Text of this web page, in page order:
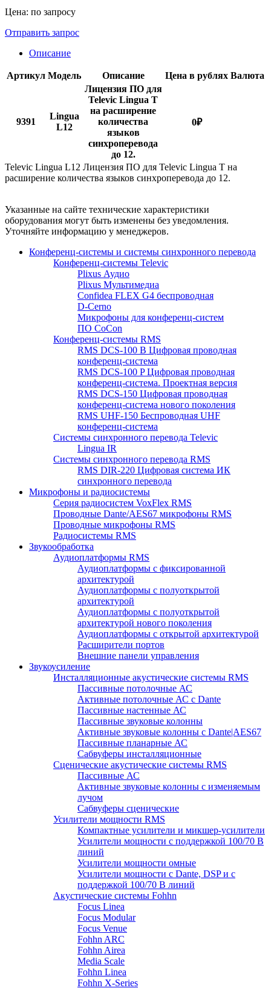
Цена: по запросу
Отправить запрос
Описание
Артикул Модель Описание Цена в рублях Валюта
9391
Lingua
L12
Лицензия ПО для
Televic Lingua T
на расширение
количества
языков
синхроперевода
до 12.
0₽
Televic Lingua L12 Лицензия ПО для Televic Lingua T на
расширение количества языков синхроперевода до 12.
Указанные на сайте технические характеристики
оборудования могут быть изменены без уведомления.
Уточняйте информацию у менеджеров.
Конференц-системы и системы синхронного перевода
Конференц-системы Televic
Plixus Аудио
Plixus Мультимедиа
Confidea FLEX G4 беспроводная
D-Cerno
Микрофоны для конференц-систем
ПО CoCon
Конференц-системы RMS
RMS DCS-100 B Цифровая проводная
конференц-система
RMS DCS-100 P Цифровая проводная
конференц-система. Проектная версия
RMS DCS-150 Цифровая проводная
конференц-система нового поколения
RMS UHF-150 Беспроводная UHF
конференц-система
Системы синхронного перевода Televic
Lingua IR
Системы синхронного перевода RMS
RMS DIR-220 Цифровая система ИК
синхронного перевода
Микрофоны и радиосистемы
Серия радиосистем VoxFlex RMS
Проводные Dante/AES67 микрофоны RMS
Проводные микрофоны RMS
Радиосистемы RMS
Звукообработка
Аудиоплатформы RMS
Аудиоплатформы с фиксированной
архитектурой
Аудиоплатформы с полуоткрытой
архитектурой
Аудиоплатформы с полуоткрытой
архитектурой нового поколения
Аудиоплатформы с открытой архитектурой
Расширители портов
Внешние панели управления
Звукоусиление
Инсталляционные акустические системы RMS
Пассивные потолочные АС
Активные потолочные АС с Dante
Пассивные настенные АС
Пассивные звуковые колонны
Активные звуковые колонны с Dante|AES67
Пассивные планарные АС
Сабвуферы инсталляционные
Сценические акустические системы RMS
Пассивные АС
Активные звуковые колонны с изменяемым
лучом
Сабвуферы сценические
Усилители мощности RMS
Компактные усилители и микшер-усилители
Усилители мощности с поддержкой 100/70 В
линий
Усилители мощности омные
Усилители мощности с Dante, DSP и с
поддержкой 100/70 В линий
Акустические системы Fohhn
Focus Linea
Focus Modular
Focus Venue
Fohhn ARC
Fohhn Airea
Media Scale
Fohhn Linea
Fohhn X-Series